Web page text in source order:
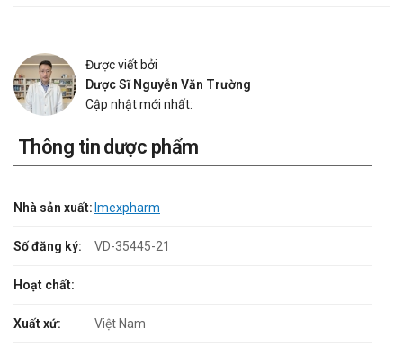
Được viết bởi
Dược Sĩ Nguyễn Văn Trường
Cập nhật mới nhất:
Thông tin dược phẩm
Nhà sản xuất: Imexpharm
Số đăng ký: VD-35445-21
Hoạt chất:
Xuất xứ: Việt Nam